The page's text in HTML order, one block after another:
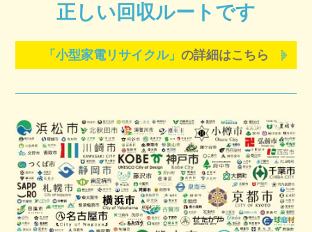
正しい回収ルートです
「小型家電リサイクル」 の詳細はこちら